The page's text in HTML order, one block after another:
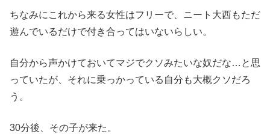
ちなみにこれから来る女性はフリーで、ニート大西もただ
遊んでいるだけで付き合ってはいないらしい。
自分から声かけておいてマジでクソみたいな奴だな…と思
っていたが、それに乗っかっている自分も大概クソだろ
う。
30分後、その子が来た。